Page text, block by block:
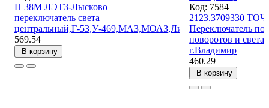
П 38М ЛЭТЗ-Лысково
переключатель света
центральный,Г-53,У-469,МАЗ,МОАЗ,ЛиАЗ
569.54
В корзину
Код: 7584
2123.3709330
Переключатель
поворотов и света
г.Владимир
460.29
В корзину